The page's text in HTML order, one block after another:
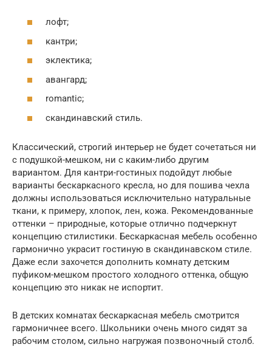
лофт;
кантри;
эклектика;
авангард;
romantic;
скандинавский стиль.
Классический, строгий интерьер не будет сочетаться ни
с подушкой-мешком, ни с каким-либо другим
вариантом. Для кантри-гостиных подойдут любые
варианты бескаркасного кресла, но для пошива чехла
должны использоваться исключительно натуральные
ткани, к примеру, хлопок, лен, кожа. Рекомендованные
оттенки – природные, которые отлично подчеркнут
концепцию стилистики. Бескаркасная мебель особенно
гармонично украсит гостиную в скандинавском стиле.
Даже если захочется дополнить комнату детским
пуфиком-мешком простого холодного оттенка, общую
концепцию это никак не испортит.
В детских комнатах бескаркасная мебель смотрится
гармоничнее всего. Школьники очень много сидят за
рабочим столом, сильно нагружая позвоночный столб.